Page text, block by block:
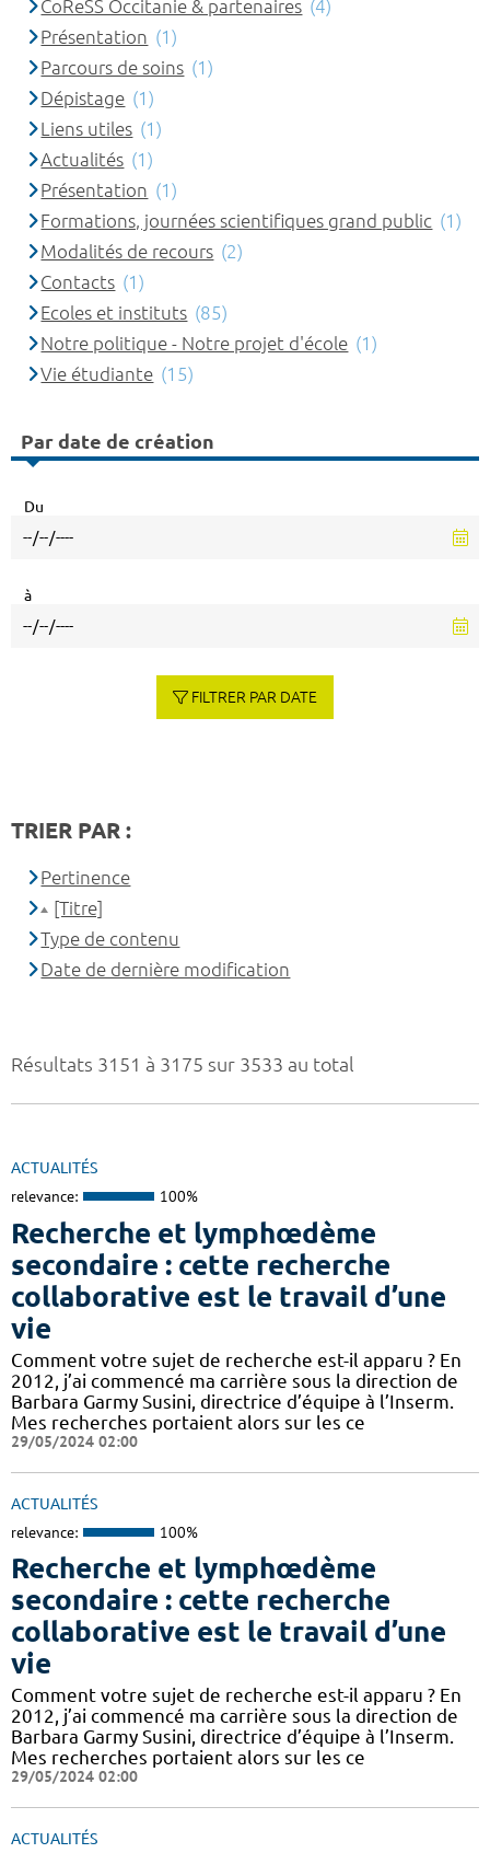
Résultats 3151 à 3175 sur 3533 au total
ACTUALITÉS
relevance: 100%
Recherche et lymphœdème
secondaire : cette recherche
collaborative est le travail d’une
vie
Comment votre sujet de recherche est-il apparu ? En
2012, j’ai commencé ma carrière sous la direction de
Barbara Garmy Susini, directrice d’équipe à l’Inserm.
Mes recherches portaient alors sur les ce
29/05/2024 02:00
ACTUALITÉS
relevance: 100%
Recherche et lymphœdème
secondaire : cette recherche
collaborative est le travail d’une
vie
Comment votre sujet de recherche est-il apparu ? En
2012, j’ai commencé ma carrière sous la direction de
Barbara Garmy Susini, directrice d’équipe à l’Inserm.
Mes recherches portaient alors sur les ce
29/05/2024 02:00
ACTUALITÉS
CoReSS Occitanie & partenaires (4)
Présentation (1)
Parcours de soins (1)
Dépistage (1)
Liens utiles (1)
Actualités (1)
Présentation (1)
Formations, journées scientifiques grand public (1)
Modalités de recours (2)
Contacts (1)
Ecoles et instituts (85)
Notre politique - Notre projet d'école (1)
Vie étudiante (15)
Par date de création
Du
à
FILTRER PAR DATE
TRIER PAR :
Pertinence
[Titre]
Type de contenu
Date de dernière modification